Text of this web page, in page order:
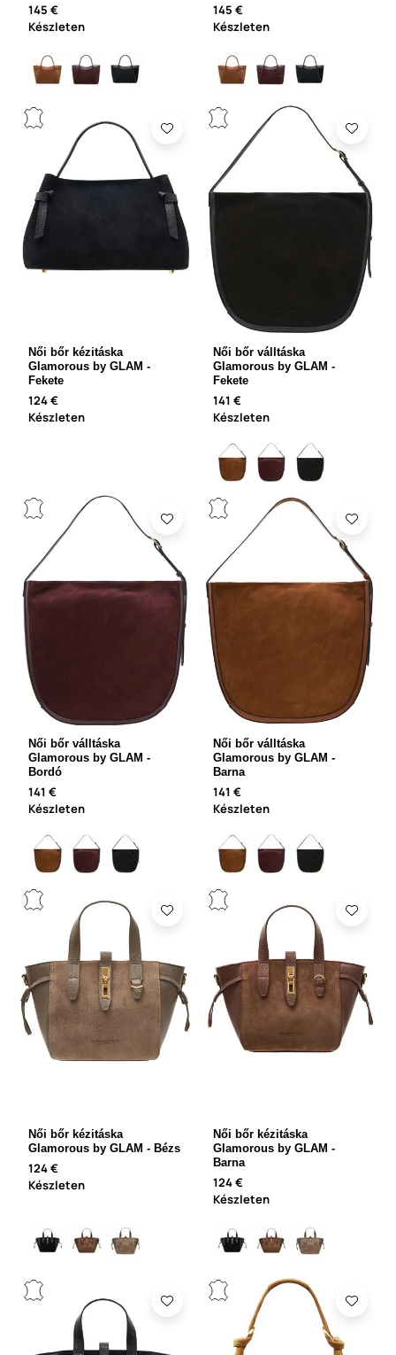
145 €
Készleten
145 €
Készleten
Női bőr kézitáska
Glamorous by GLAM -
Fekete
124 €
Készleten
Női bőr válltáska
Glamorous by GLAM -
Fekete
141 €
Készleten
Női bőr válltáska
Glamorous by GLAM -
Bordó
141 €
Készleten
Női bőr válltáska
Glamorous by GLAM -
Barna
141 €
Készleten
Női bőr kézitáska
Glamorous by GLAM - Bézs
124 €
Készleten
Női bőr kézitáska
Glamorous by GLAM -
Barna
124 €
Készleten